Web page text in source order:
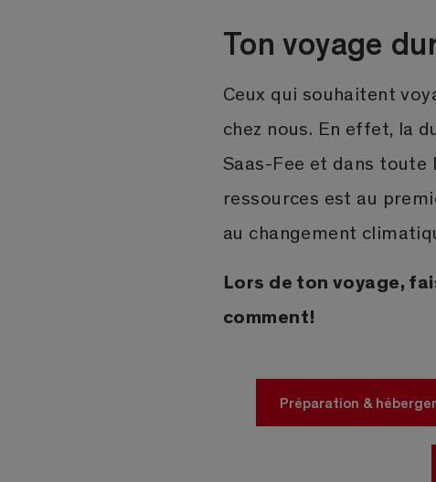
Ton voyage
Ceux qui souhaitent
chez nous. En effet, la
Saas-Fee et dans toute
ressources est au
au changement
Lors de ton voyage,
comment!
Préparation &